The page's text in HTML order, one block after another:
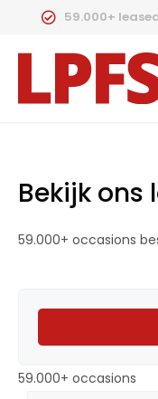
59.000+
Bekijk
59.000+ occasions
59.000+
59.000+ occasions